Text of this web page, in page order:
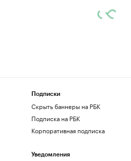
Подписки
Скрыть баннеры на РБК
Подписка на РБК
Корпоративная подписка
Уведомления